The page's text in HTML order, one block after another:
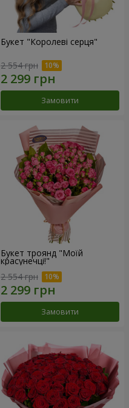
Букет "Королеві серця"
2 554 грн
Замовити
Букет троянд "Моїй
красунечці!"
2 554 грн
Замовити